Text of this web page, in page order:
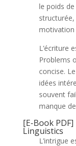
le poids
motivation
L’écriture
Problems
concise.
idées
souvent
manque
[E-Book
Linguistics
L’intrigue